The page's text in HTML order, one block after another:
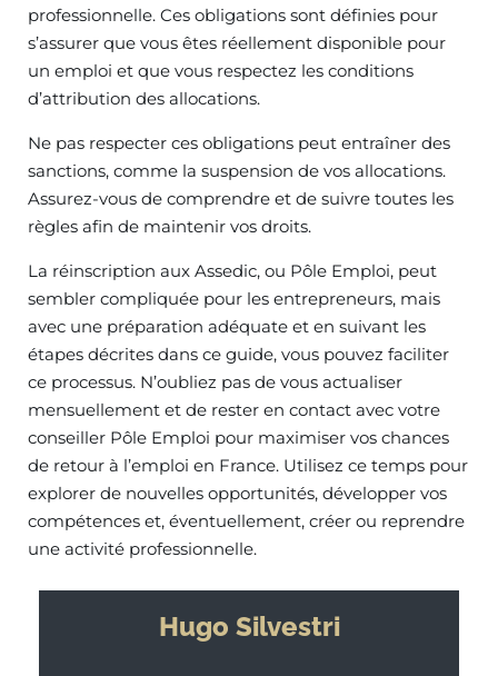
professionnelle. Ces obligations sont définies pour
s’assurer que vous êtes réellement disponible pour
un emploi et que vous respectez les conditions
d’attribution des allocations.
Ne pas respecter ces obligations peut entraîner des
sanctions, comme la suspension de vos allocations.
Assurez-vous de comprendre et de suivre toutes les
règles afin de maintenir vos droits.
La réinscription aux Assedic, ou Pôle Emploi, peut
sembler compliquée pour les entrepreneurs, mais
avec une préparation adéquate et en suivant les
étapes décrites dans ce guide, vous pouvez faciliter
ce processus. N’oubliez pas de vous actualiser
mensuellement et de rester en contact avec votre
conseiller Pôle Emploi pour maximiser vos chances
de retour à l’emploi en France. Utilisez ce temps pour
explorer de nouvelles opportunités, développer vos
compétences et, éventuellement, créer ou reprendre
une activité professionnelle.
Hugo Silvestri